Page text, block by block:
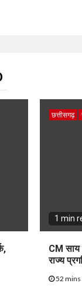
छत्तीसगढ़
1 min
CM साय
राज्य
52 mins